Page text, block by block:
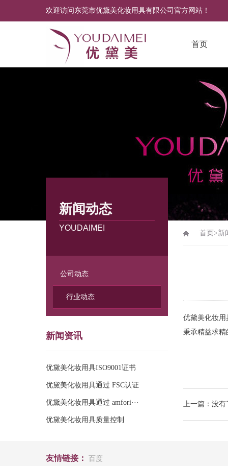
欢迎访问东莞市优黛美化妆用具有限公司官方网站！
首页
新闻动态
YOUDAIMEI
公司动态
行业动态
新闻资讯
优黛美化妆用具ISO9001证书
优黛美化妆用具通过 FSC认证
优黛美化妆用具通过 amfori···
优黛美化妆用具质量控制
首页 >新
优黛美化妆用
秉承精益求
上一篇：没有
友情链接： 百度